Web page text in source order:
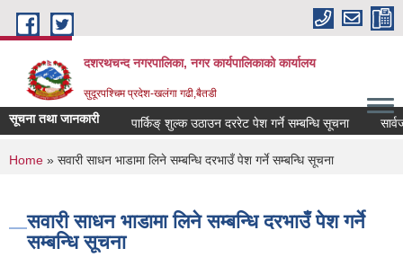
Skip to main content
दशरथचन्द नगरपालिका, नगर कार्यपालिकाको कार्यालय
सुदूरपश्चिम प्रदेश-खलंगा गढी,बैतडी
सूचना तथा जानकारी पार्किङ् शुल्क उठाउन दररेट पेश गर्ने सम्बन्धि सूचना
You are here
Home » सवारी साधन भाडामा लिने सम्बन्धि दरभाउँ पेश गर्ने सम्बन्धि सूचना
सवारी साधन भाडामा लिने सम्बन्धि दरभाउँ पेश गर्ने
सम्बन्धि सूचना